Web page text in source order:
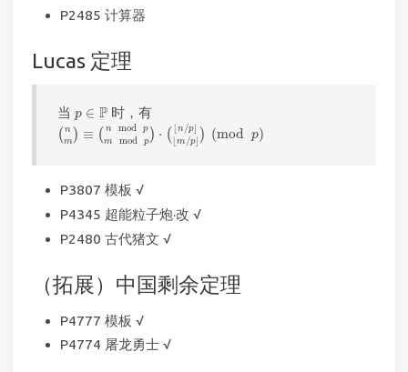
P2485 计算器
Lucas 定理
当p ∈ P
∈ P 时，有
( n
m ) ≡ ( n mod
p
m
mod p ) ⋅ ( ⌊n/p⌋
⌊ m/p⌋ ) (mod p)
(n m ≡ nmod pm mod p) ⋅
P3807 模板 √
P4345 超能粒子炮·改 √
P2480 古代猪文 √
（拓展）中国剩余定理
P4777 模板 √
P4774 屠龙勇士 √